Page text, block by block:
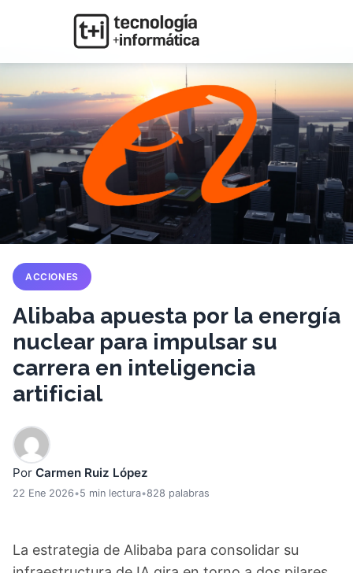
ACCIONES
Alibaba apuesta por la energía
nuclear para impulsar su
carrera en inteligencia
artificial
Por Carmen Ruiz López
22 Ene 2026•5 min lectura•828 palabras
La estrategia de Alibaba para consolidar su